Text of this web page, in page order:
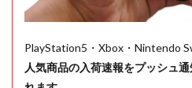
PlayStation5・Xbox・Nintendo
人気商品の入荷速報をプッシュ